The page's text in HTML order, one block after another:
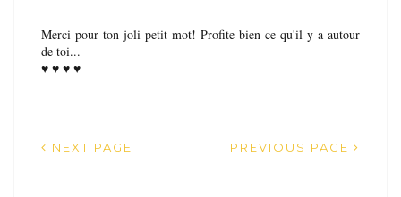
Merci pour ton joli petit mot! Profite bien ce qu'il y a autour
de toi...
♥ ♥ ♥ ♥
NEXT PAGE PREVIOUS PAGE